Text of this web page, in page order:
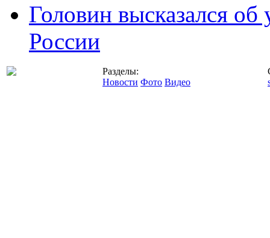
Головин высказался
России
Разделы:
Новости Фото Видео